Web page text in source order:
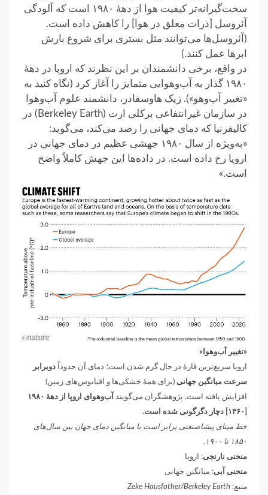
سخت‌گیرانه‌تر کیفیت هوا از دههٔ ۱۹۸۰ است که آلودگی
آئروسل [ذرات معلق در هوا] را کاهش داده است.
(آئروسل‌ها می‌توانند مثل بستری برای شروع بارش
ابرها عمل کنند.)
در واقع، برخی دانشمندان بر این نظرند که اروپا در دههٔ
۱۹۸۰ گذار به آب‌وهوایی متمایز را آغاز کرد (نگاه کنید به
«تغییر آب‌وهو»). زیک هاوسفادر، دانشمند علوم آب‌وهوا
در سازمان غیرانتفاعی برکلی ارت (Berkeley Earth) در
کالیفرنیا که دمای جهانی را رصد می‌کند، می‌گوید:
«به‌ویژه از سال ۱۹۸۰ جهشی عظیم در دمای جهانی در
اروپا رخ داده است. در داده‌ها این جهش کاملاً واضح
است.»
«تغییر آب‌وهوا»
اروپا سریع‌ترین قارهٔ در حال گرم‌ شدن است؛ دمای آن حدوداً دوبرابر
سرعت میانگین جهانی (برای همهٔ خشکی‌ها و اقیانوس‌های زمین)
افزایش یافته است. پژوهشگران می‌گویند آب‌وهوای اروپا از دههٔ ۱۹۸۰
خط مبنای پیشاصنعتی برابر است با میانگین دمای جهان بین سال‌های
۱۸۵۰ تا ۱۹۰۰.
منحنی نارنجی: اروپا
منحنی آبی: میانگین جهانی
منبع: Zeke Hausfather/Berkeley Earth